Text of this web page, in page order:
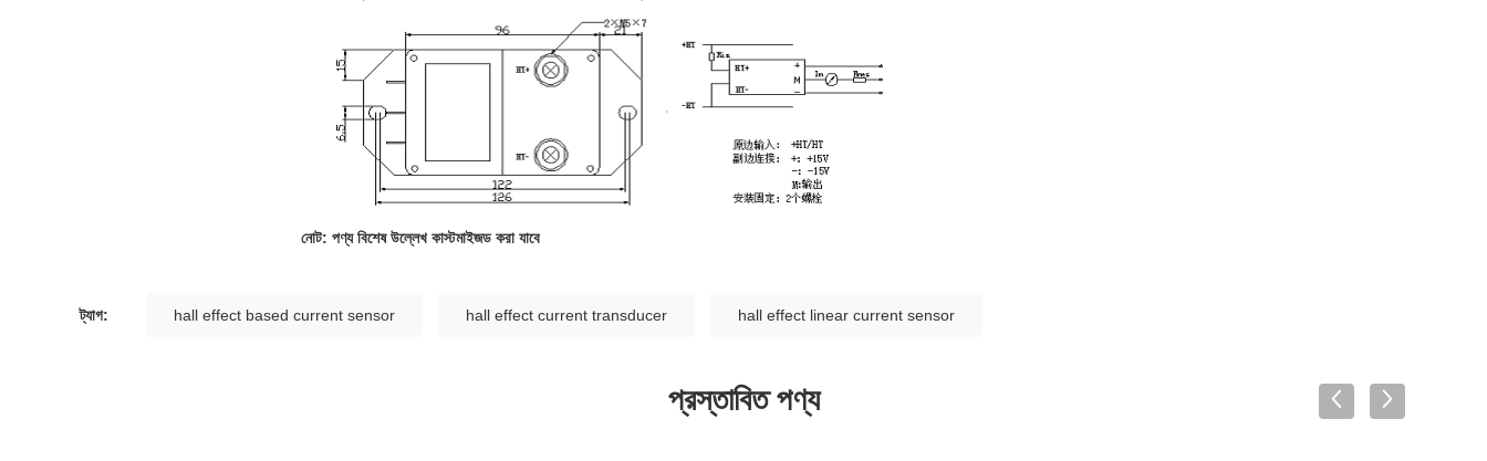
নোট: পণ্য বিশেষ উল্লেখ কাস্টমাইজড করা যাবে
ট্যাগ: hall effect based current sensor hall effect current transducer hall effect linear current sensor
প্রস্তাবিত পণ্য